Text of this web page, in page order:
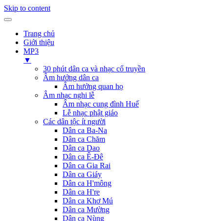
Skip to content
Trang chủ
Giới thiệu
MP3
▼
30 phút dân ca và nhạc cổ truyền
Âm hưởng dân ca
Âm hưởng quan họ
Âm nhạc nghi lễ
Âm nhạc cung đình Huế
Lễ nhạc phật giáo
Các dân tộc ít người
Dân ca Ba-Na
Dân ca Chăm
Dân ca Dao
Dân ca Ê-Đê
Dân ca Gia Rai
Dân ca Giáy
Dân ca H'mông
Dân ca H're
Dân ca Khơ Mú
Dân ca Mường
Dân ca Nùng